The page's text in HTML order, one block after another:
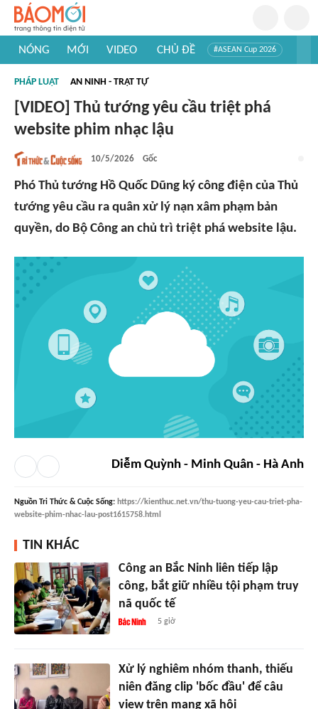
NÓNG MỚI VIDEO CHỦ ĐỀ #ASEAN Cup 2026
#Khám phá thế giới
PHÁP LUẬT AN NINH - TRẬT TỰ
[VIDEO] Thủ tướng yêu cầu triệt phá
website phim nhạc lậu
10/5/2026 Gốc
Phó Thủ tướng Hồ Quốc Dũng ký công điện của Thủ
tướng yêu cầu ra quân xử lý nạn xâm phạm bản
quyền, do Bộ Công an chủ trì triệt phá website lậu.
Diễm Quỳnh - Minh Quân - Hà Anh
Nguồn Tri Thức & Cuộc Sống: https://kienthuc.net.vn/thu-tuong-yeu-cau-triet-pha-
website-phim-nhac-lau-post1615758.html
TIN KHÁC
Công an Bắc Ninh liên tiếp lập
công, bắt giữ nhiều tội phạm truy
nã quốc tế
5 giờ
Xử lý nghiêm nhóm thanh, thiếu
niên đăng clip 'bốc đầu' để câu
view trên mạng xã hội